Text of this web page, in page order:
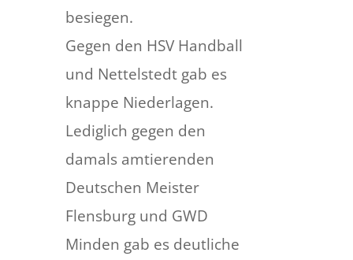
besiegen.
Gegen den HSV Handball
und Nettelstedt gab es
knappe Niederlagen.
Lediglich gegen den
damals amtierenden
Deutschen Meister
Flensburg und GWD
Minden gab es deutliche